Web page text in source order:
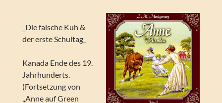
_Die falsche Kuh &
der erste Schultag_
Kanada Ende des 19.
Jahrhunderts.
(Fortsetzung von
„Anne auf Green